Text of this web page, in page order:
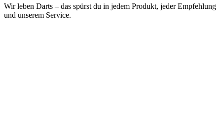
Wir leben Darts – das spürst du in jedem Produkt, jeder Empfehlung
und unserem Service.